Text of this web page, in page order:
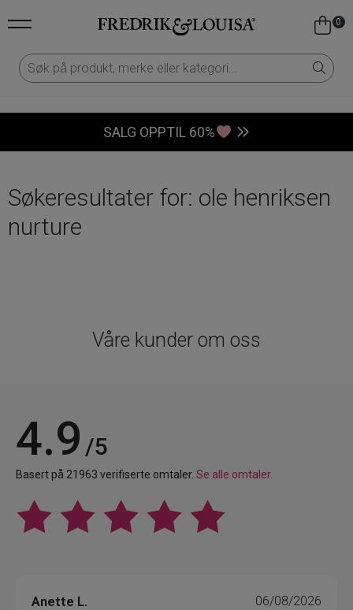
0
SALG OPPTIL 60%
Søkeresultater for: ole henriksen
nurture
Våre kunder om oss
4.9 /5
Basert på 21963 verifiserte omtaler. Se alle omtaler.
Anette L. 06/08/2026